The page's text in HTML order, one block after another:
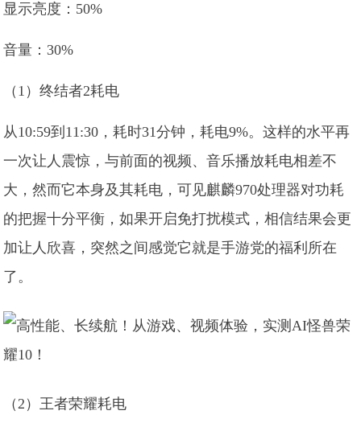
显示亮度：50%
音量：30%
（1）终结者2耗电
从10:59到11:30，耗时31分钟，耗电9%。这样的水平再
一次让人震惊，与前面的视频、音乐播放耗电相差不
大，然而它本身及其耗电，可见麒麟970处理器对功耗
的把握十分平衡，如果开启免打扰模式，相信结果会更
加让人欣喜，突然之间感觉它就是手游党的福利所在
了。
（2）王者荣耀耗电